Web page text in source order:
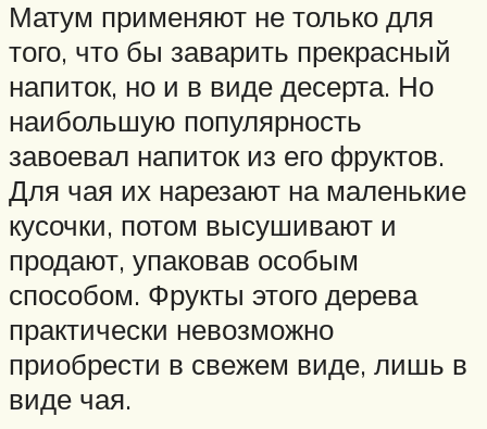
Матум применяют не только для
того, что бы заварить прекрасный
напиток, но и в виде десерта. Но
наибольшую популярность
завоевал напиток из его фруктов.
Для чая их нарезают на маленькие
кусочки, потом высушивают и
продают, упаковав особым
способом. Фрукты этого дерева
практически невозможно
приобрести в свежем виде, лишь в
виде чая.